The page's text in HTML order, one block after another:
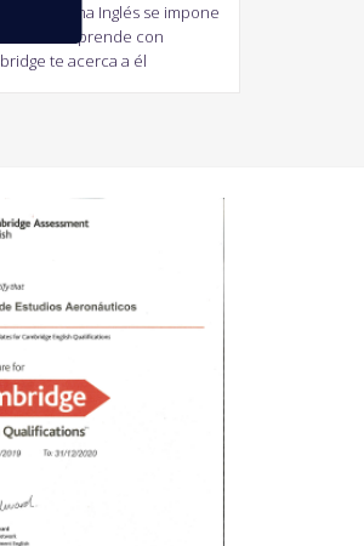
El Idioma Inglés se impone
mundo. Aprende con
te acerca a él